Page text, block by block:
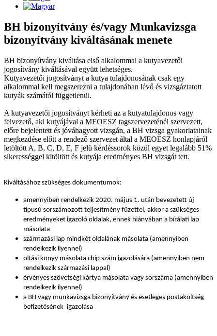
BH bizonyítvány és/vagy Munkavizsga
bizonyítvány kiváltásának menete
BH bizonyítvány kiváltása első alkalommal a kutyavezetői
jogosítvány kiváltásával együtt lehetséges.
Kutyavezetői jogosítványt a kutya tulajdonosának csak egy
alkalommal kell megszerezni a tulajdonában lévő és vizsgáztatott
kutyák számától függetlenül.
A kutyavezetői jogosítványt kérheti az a kutyatulajdonos vagy
felvezető, aki kutyájával a MEOESZ tagszervezeténél szervezett,
előre bejelentett és jóváhagyott vizsgán, a BH vizsga gyakorlatainak
megkezdése előtt a rendező szervezet által a MEOESZ honlapjáról
letöltött A, B, C, D, E, F jelű kérdéssorok közül egyet legalább 51%
sikerességgel kitöltött és kutyája eredményes BH vizsgát tett.
Kiváltásához szükséges dokumentumok:
amennyiben rendelkezik 2020. május 1. után bevezetett új
típusú sorszámozott teljesítmény füzettel, akkor a szükséges
eredményeket igazoló oldalak, ennek hiányában a bírálati lap
másolata
származási lap mindkét oldalának másolata (amennyiben
rendelkezik ilyennel)
oltási könyv másolata chip szám igazolására (amennyiben nem
rendelkezik származási lappal)
érvényes szövetségi kártya másolata vagy sorszáma (amennyiben
rendelkezik ilyennel)
a BH vagy munkavizsga bizonyítvány és esetleges postaköltség
befizetésének igazolása